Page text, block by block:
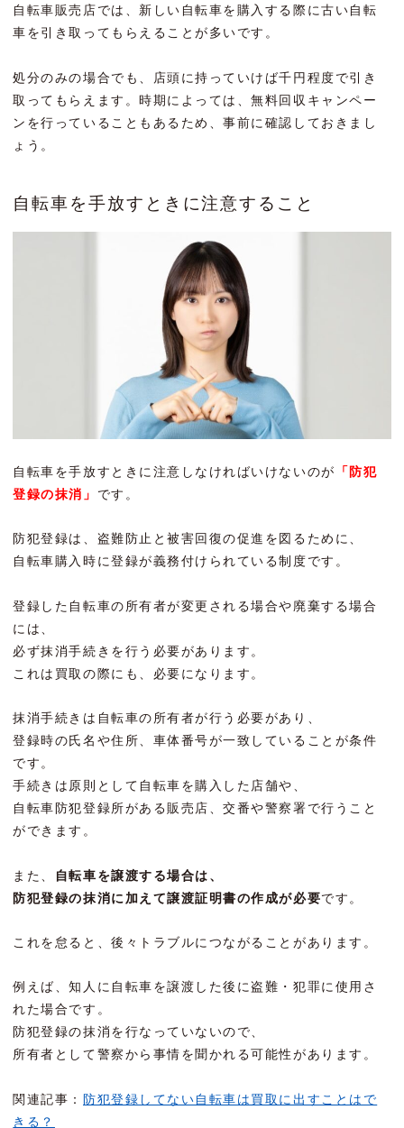
自転車販売店では、新しい自転車を購入する際に古い自転
車を引き取ってもらえることが多いです。
処分のみの場合でも、店頭に持っていけば千円程度で引き
取ってもらえます。時期によっては、無料回収キャンペー
ンを行っていることもあるため、事前に確認しておきまし
ょう。
自転車を手放すときに注意すること
自転車を手放すときに注意しなければいけないのが
「防犯
登録の抹消」 です。
防犯登録は、盗難防止と被害回復の促進を図るために、
自転車購入時に登録が義務付けられている制度です。
登録した自転車の所有者が変更される場合や廃棄する場合
には、
必ず抹消手続きを行う必要があります。
これは買取の際にも、必要になります。
抹消手続きは自転車の所有者が行う必要があり、
登録時の氏名や住所、車体番号が一致していることが条件
です。
手続きは原則として自転車を購入した店舗や、
自転車防犯登録所がある販売店、交番や警察署で行うこと
ができます。
また、
自転車を譲渡する場合は、
防犯登録の抹消に加えて譲渡証明書の作成が必要です。
これを怠ると、後々トラブルにつながることがあります。
例えば、知人に自転車を譲渡した後に盗難・犯罪に使用さ
れた場合です。
防犯登録の抹消を行なっていないので、
所有者として警察から事情を聞かれる可能性があります。
関連記事：防犯登録してない自転車は買取に出すことはで
きる？